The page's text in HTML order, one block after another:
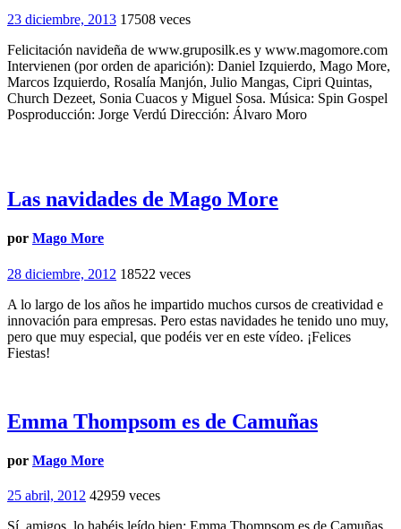
23 diciembre, 2013 17508 veces
Felicitación navideña de www.gruposilk.es y www.magomore.com
Intervienen (por orden de aparición): Daniel Izquierdo, Mago More,
Marcos Izquierdo, Rosalía Manjón, Julio Mangas, Cipri Quintas,
Church Dezeet, Sonia Cuacos y Miguel Sosa. Música: Spin Gospel
Posproducción: Jorge Verdú Dirección: Álvaro Moro
Las navidades de Mago More
por Mago More
28 diciembre, 2012 18522 veces
A lo largo de los años he impartido muchos cursos de creatividad e
innovación para empresas. Pero estas navidades he tenido uno muy,
pero que muy especial, que podéis ver en este vídeo. ¡Felices
Fiestas!
Emma Thompsom es de Camuñas
por Mago More
25 abril, 2012 42959 veces